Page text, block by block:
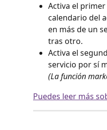
Activa el
calendario del
en más de un
tras otro.
Activa el
servicio por sí
(La función
Puedes leer más